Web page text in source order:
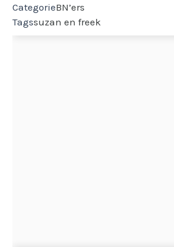
CategorieBN’ers
Tagssuzan en freek